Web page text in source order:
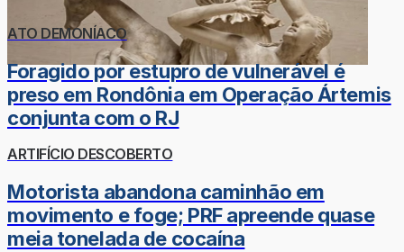
ATO DEMONÍACO
Foragido por estupro de vulnerável é
preso em Rondônia em Operação Ártemis
conjunta com o RJ
ARTIFÍCIO DESCOBERTO
Motorista abandona caminhão em
movimento e foge; PRF apreende quase
meia tonelada de cocaína